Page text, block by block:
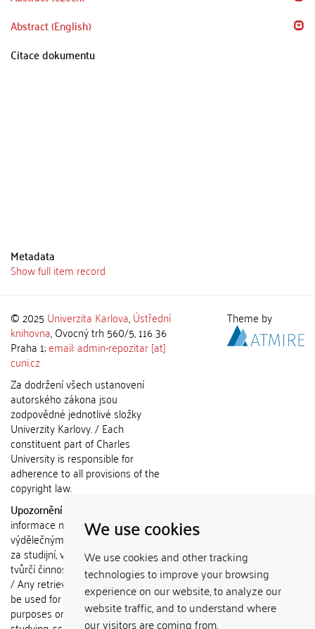
We use cookies
We use cookies and other tracking
technologies to improve your browsing
experience on our website, to analyze our
website traffic, and to understand where
our visitors are coming from.
Abstract (English)
Citace dokumentu
Metadata
Show full item record
© 2025 Univerzita Karlova,Ústřední
knihovna, Ovocný trh 560/5, 116 36
Praha 1;email: admin-repozitar [at]
cuni.cz
Za dodržení všech ustanovení
autorského zákona jsou
zodpovědné jednotlivé složky
Univerzity Karlovy. / Each
constituent part of Charles
University is responsible for
adherence to all provisions of the
copyright law.
Upozornění / Notice:
informace nemohou být použity k
výdělečným účelům nebo vydávány
za studijní, vědeckou nebo jinou
tvůrčí činnost jiné osoby než autora.
/ Any retrieved information shall not
be used for any commercial
purposes or claimed as results of
Theme by